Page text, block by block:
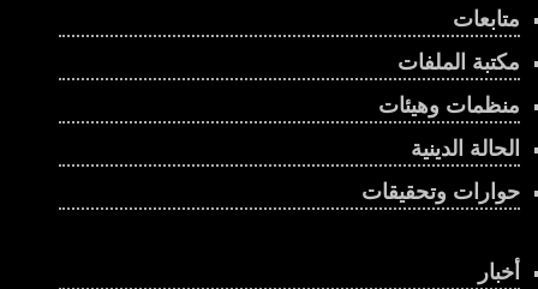
متابعات
مكتبة الملفات
منظمات وهيئات
الحالة الدينية
حوارات وتحقيقات
أخبار